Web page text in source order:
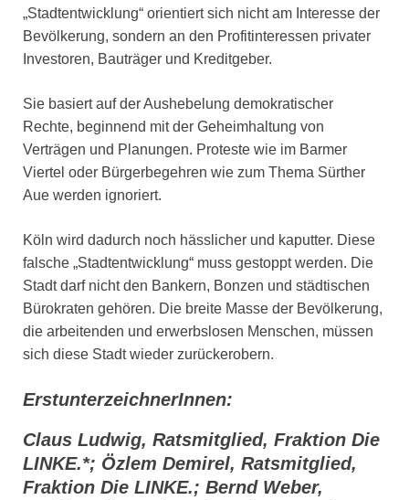
„Stadtentwicklung“ orientiert sich nicht am Interesse der
Bevölkerung, sondern an den Profitinteressen privater
Investoren, Bauträger und Kreditgeber.
Sie basiert auf der Aushebelung demokratischer
Rechte, beginnend mit der Geheimhaltung von
Verträgen und Planungen. Proteste wie im Barmer
Viertel oder Bürgerbegehren wie zum Thema Sürther
Aue werden ignoriert.
Köln wird dadurch noch hässlicher und kaputter. Diese
falsche „Stadtentwicklung“ muss gestoppt werden. Die
Stadt darf nicht den Bankern, Bonzen und städtischen
Bürokraten gehören. Die breite Masse der Bevölkerung,
die arbeitenden und erwerbslosen Menschen, müssen
sich diese Stadt wieder zurückerobern.
ErstunterzeichnerInnen:
Claus Ludwig, Ratsmitglied, Fraktion Die
LINKE.*; Özlem Demirel, Ratsmitglied,
Fraktion Die LINKE.; Bernd Weber,